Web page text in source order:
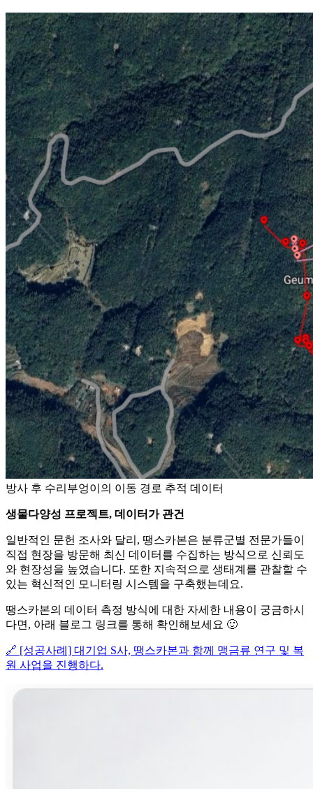
방사 후 수리부엉이의 이동 경로 추적 데이터
생물다양성 프로젝트, 데이터가 관건
일반적인 문헌 조사와 달리, 땡스카본은 분류군별 전문가들이
직접 현장을 방문해 최신 데이터를 수집하는 방식으로 신뢰도
와 현장성을 높였습니다. 또한 지속적으로 생태계를 관찰할 수
있는 혁신적인 모니터링 시스템을 구축했는데요.
땡스카본의 데이터 측정 방식에 대한 자세한 내용이 궁금하시
다면, 아래 블로그 링크를 통해 확인해보세요 🙂
🔗 [성공사례] 대기업 S사, 땡스카본과 함께 맹금류 연구 및 복
원 사업을 진행하다.